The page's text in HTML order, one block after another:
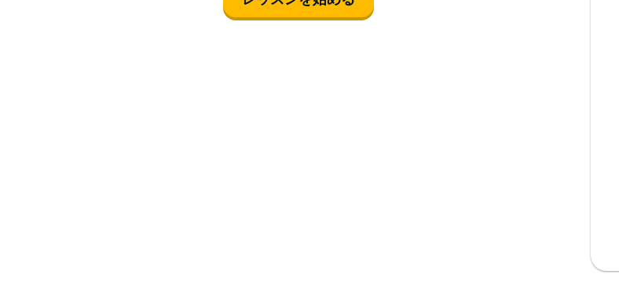
다른 사람들은 오늘 오후에 뭐 할 거
他の人達は今日の午後何してますか？